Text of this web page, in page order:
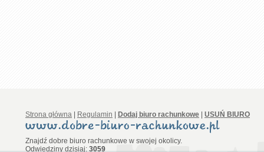
Strona główna Regulamin Dodaj biuro rachunkowe USUŃ BIURO
Znajdź dobre biuro rachunkowe w swojej okolicy.
Odwiedziny dzisiaj: 3059